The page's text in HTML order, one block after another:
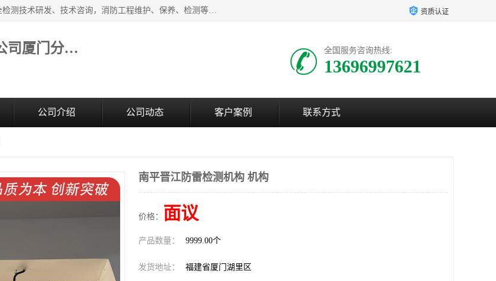
福建和天源消防安全科技有限公司厦门分公司经营范围：消防工程安全检测技术研发、技术咨询，消防工程维护、保养、检测等；主要的服务有：消防工程安全检测,消防工程施工,消防安全评估,消防维保,消防设施检测,消防维护保养,房屋安全鉴定,防雷装置检测,防火涂料检测,消防电气年检,泉州消防施工安装公司；消防器材、建材、五金制品零售。 资质认证
福建和天源消防安全科技有限公司厦门分公司 全国服务咨询热线:
13696997621
公司介绍 公司动态 客户案例 联系方式
南平晋江防雷检测机构 机构
价格： 面议
产品数量： 9999.00个
发货地址： 福建省厦门湖里区